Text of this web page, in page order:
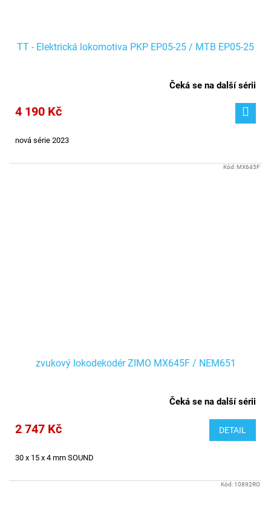
TT - Elektrická lokomotiva PKP EP05-25 / MTB EP05-25
Čeká se na další sérii
4 190 Kč
nová série 2023
zvukový lokodekodér ZIMO MX645F / NEM651
Čeká se na další sérii
2 747 Kč DETAIL
30 x 15 x 4 mm SOUND
Kód:MX645F
Kód: 10892RO